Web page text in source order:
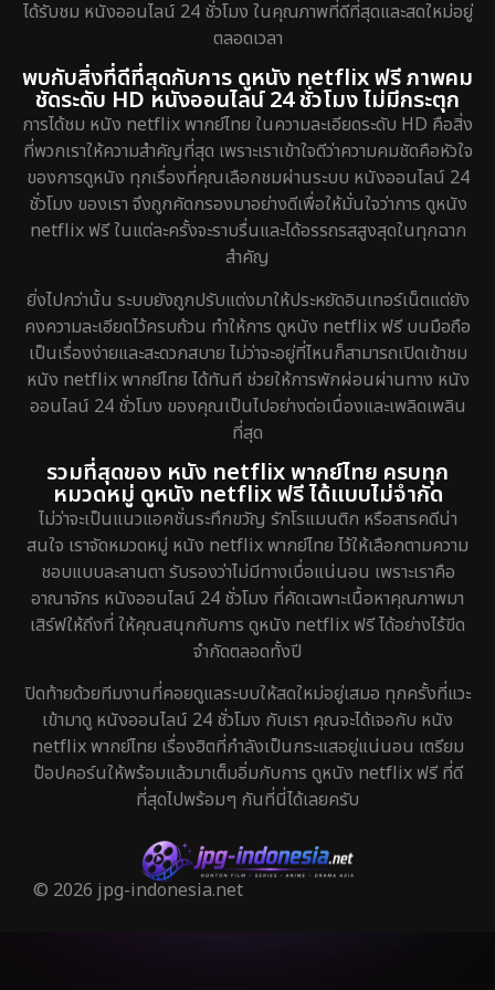
ได้รับชม หนังออนไลน์ 24 ชั่วโมง ในคุณภาพที่ดีที่สุดและสดใหม่อยู่
ตลอดเวลา
พบกับสิ่งที่ดีที่สุดกับการ ดูหนัง netflix ฟรี ภาพคม
ชัดระดับ HD หนังออนไลน์ 24 ชั่วโมง ไม่มีกระตุก
การได้ชม หนัง netflix พากย์ไทย ในความละเอียดระดับ HD คือสิ่ง
ที่พวกเราให้ความสำคัญที่สุด เพราะเราเข้าใจดีว่าความคมชัดคือหัวใจ
ของการดูหนัง ทุกเรื่องที่คุณเลือกชมผ่านระบบ หนังออนไลน์ 24
ชั่วโมง ของเรา จึงถูกคัดกรองมาอย่างดีเพื่อให้มั่นใจว่าการ ดูหนัง
netflix ฟรี ในแต่ละครั้งจะราบรื่นและได้อรรถรสสูงสุดในทุกฉาก
สำคัญ
ยิ่งไปกว่านั้น ระบบยังถูกปรับแต่งมาให้ประหยัดอินเทอร์เน็ตแต่ยัง
คงความละเอียดไว้ครบถ้วน ทำให้การ ดูหนัง netflix ฟรี บนมือถือ
เป็นเรื่องง่ายและสะดวกสบาย ไม่ว่าจะอยู่ที่ไหนก็สามารถเปิดเข้าชม
หนัง netflix พากย์ไทย ได้ทันที ช่วยให้การพักผ่อนผ่านทาง หนัง
ออนไลน์ 24 ชั่วโมง ของคุณเป็นไปอย่างต่อเนื่องและเพลิดเพลิน
ที่สุด
รวมที่สุดของ หนัง netflix พากย์ไทย ครบทุก
หมวดหมู่ ดูหนัง netflix ฟรี ได้แบบไม่จำกัด
ไม่ว่าจะเป็นแนวแอคชั่นระทึกขวัญ รักโรแมนติก หรือสารคดีน่า
สนใจ เราจัดหมวดหมู่ หนัง netflix พากย์ไทย ไว้ให้เลือกตามความ
ชอบแบบละลานตา รับรองว่าไม่มีทางเบื่อแน่นอน เพราะเราคือ
อาณาจักร หนังออนไลน์ 24 ชั่วโมง ที่คัดเฉพาะเนื้อหาคุณภาพมา
เสิร์ฟให้ถึงที่ ให้คุณสนุกกับการ ดูหนัง netflix ฟรี ได้อย่างไร้ขีด
จำกัดตลอดทั้งปี
ปิดท้ายด้วยทีมงานที่คอยดูแลระบบให้สดใหม่อยู่เสมอ ทุกครั้งที่แวะ
เข้ามาดู หนังออนไลน์ 24 ชั่วโมง กับเรา คุณจะได้เจอกับ หนัง
netflix พากย์ไทย เรื่องฮิตที่กำลังเป็นกระแสอยู่แน่นอน เตรียม
ป๊อปคอร์นให้พร้อมแล้วมาเต็มอิ่มกับการ ดูหนัง netflix ฟรี ที่ดี
ที่สุดไปพร้อมๆ กันที่นี่ได้เลยครับ
© 2026 jpg-indonesia.net